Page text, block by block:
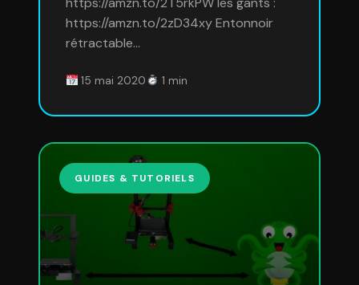
https://amzn.to/2zD34xy Entonnoir
rétractable…
15 mai 2020 1 min
GUIDES & TUTORIELS